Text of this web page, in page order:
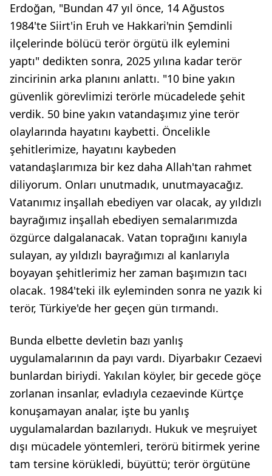
Erdoğan, "Bundan 47 yıl önce, 14 Ağustos
1984'te Siirt'in Eruh ve Hakkari'nin Şemdinli
ilçelerinde bölücü terör örgütü ilk eylemini
yaptı" dedikten sonra, 2025 yılına kadar terör
zincirinin arka planını anlattı. "10 bine yakın
güvenlik görevlimizi terörle mücadelede şehit
verdik. 50 bine yakın vatandaşımız yine terör
olaylarında hayatını kaybetti. Öncelikle
şehitlerimize, hayatını kaybeden
vatandaşlarımıza bir kez daha Allah'tan rahmet
diliyorum. Onları unutmadık, unutmayacağız.
Vatanımız inşallah ebediyen var olacak, ay yıldızlı
bayrağımız inşallah ebediyen semalarımızda
özgürce dalgalanacak. Vatan toprağını kanıyla
sulayan, ay yıldızlı bayrağımızı al kanlarıyla
boyayan şehitlerimiz her zaman başımızın tacı
olacak. 1984'teki ilk eyleminden sonra ne yazık ki
terör, Türkiye'de her geçen gün tırmandı.
Bunda elbette devletin bazı yanlış
uygulamalarının da payı vardı. Diyarbakır Cezaevi
bunlardan biriydi. Yakılan köyler, bir gecede göçe
zorlanan insanlar, evladıyla cezaevinde Kürtçe
konuşamayan analar, işte bu yanlış
uygulamalardan bazılarıydı. Hukuk ve meşruiyet
dışı mücadele yöntemleri, terörü bitirmek yerine
tam tersine körükledi, büyüttü; terör örgütüne